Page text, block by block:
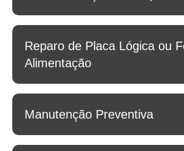
Reparo de Placa Lógica ou
Alimentação
Manutenção Preventiva